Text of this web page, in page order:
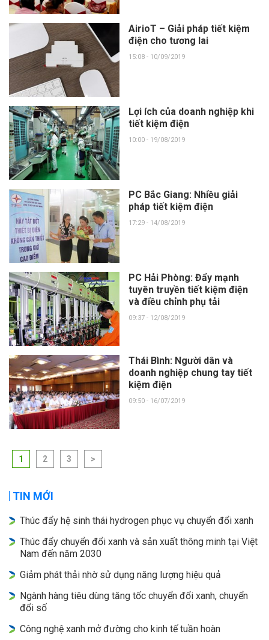
AirioT – Giải pháp tiết kiệm
điện cho tương lai
15:08 - 10/09/2019
Lợi ích của doanh nghiệp khi
tiết kiệm điện
10:00 - 19/08/2019
PC Bắc Giang: Nhiều giải
pháp tiết kiệm điện
17:29 - 14/08/2019
PC Hải Phòng: Đẩy mạnh
tuyên truyền tiết kiệm điện
và điều chỉnh phụ tải
09:37 - 12/08/2019
Thái Bình: Người dân và
doanh nghiệp chung tay tiết
kiệm điện
09:50 - 16/07/2019
1 2 3 >
TIN MỚI
Thúc đẩy hệ sinh thái hydrogen phục vụ chuyển đổi xanh
Thúc đẩy chuyển đổi xanh và sản xuất thông minh tại Việt
Nam đến năm 2030
Giảm phát thải nhờ sử dụng năng lượng hiệu quả
Ngành hàng tiêu dùng tăng tốc chuyển đổi xanh, chuyển
đổi số
Công nghệ xanh mở đường cho kinh tế tuần hoàn